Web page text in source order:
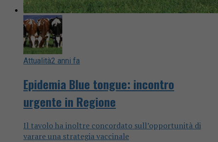
Attualità2 anni fa
Epidemia Blue tongue: incontro
urgente in Regione
Il tavolo ha inoltre concordato sull’opportunità di
varare una strategia vaccinale